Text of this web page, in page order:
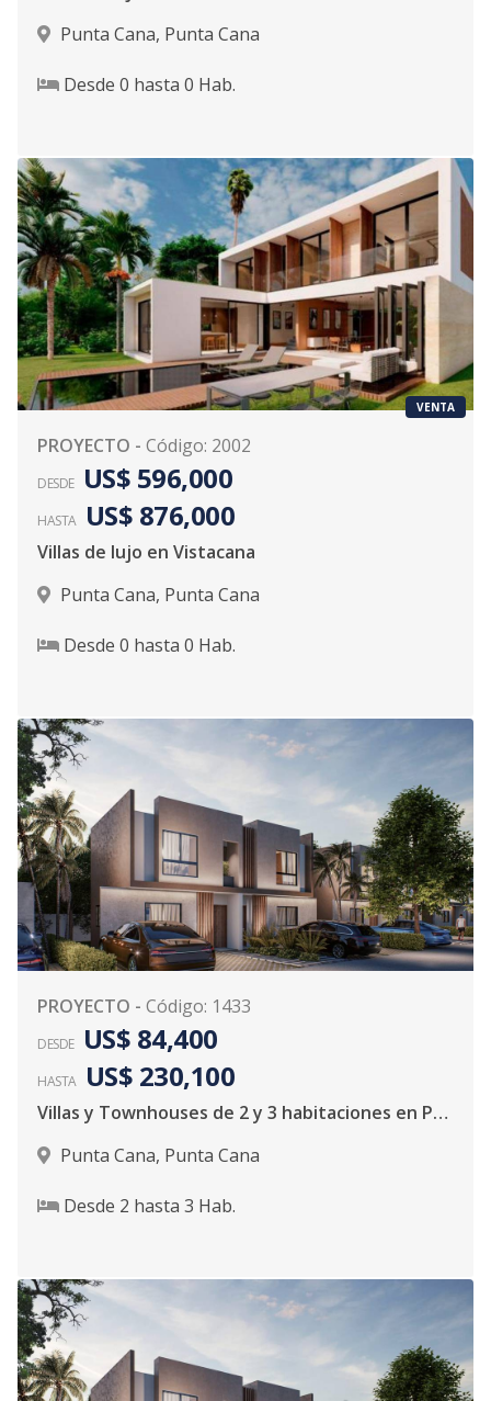
Punta Cana, Punta Cana
Desde 0 hasta 0 Hab.
VENTA
PROYECTO - Código: 2002
DESDE US$ 596,000
HASTA US$ 876,000
Villas de lujo en Vistacana
Punta Cana, Punta Cana
Desde 0 hasta 0 Hab.
PROYECTO - Código: 1433
DESDE US$ 84,400
HASTA US$ 230,100
Villas y Townhouses de 2 y 3 habitaciones en Punta Cana
Punta Cana, Punta Cana
Desde 2 hasta 3 Hab.